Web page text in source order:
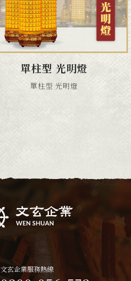
單柱型 光明燈
單柱型 光明燈
文玄企業服務熱線